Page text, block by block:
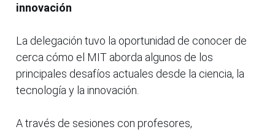
innovación
La delegación tuvo la oportunidad de conocer de
cerca cómo el MIT aborda algunos de los
principales desafíos actuales desde la ciencia, la
tecnología y la innovación.
A través de sesiones con profesores,